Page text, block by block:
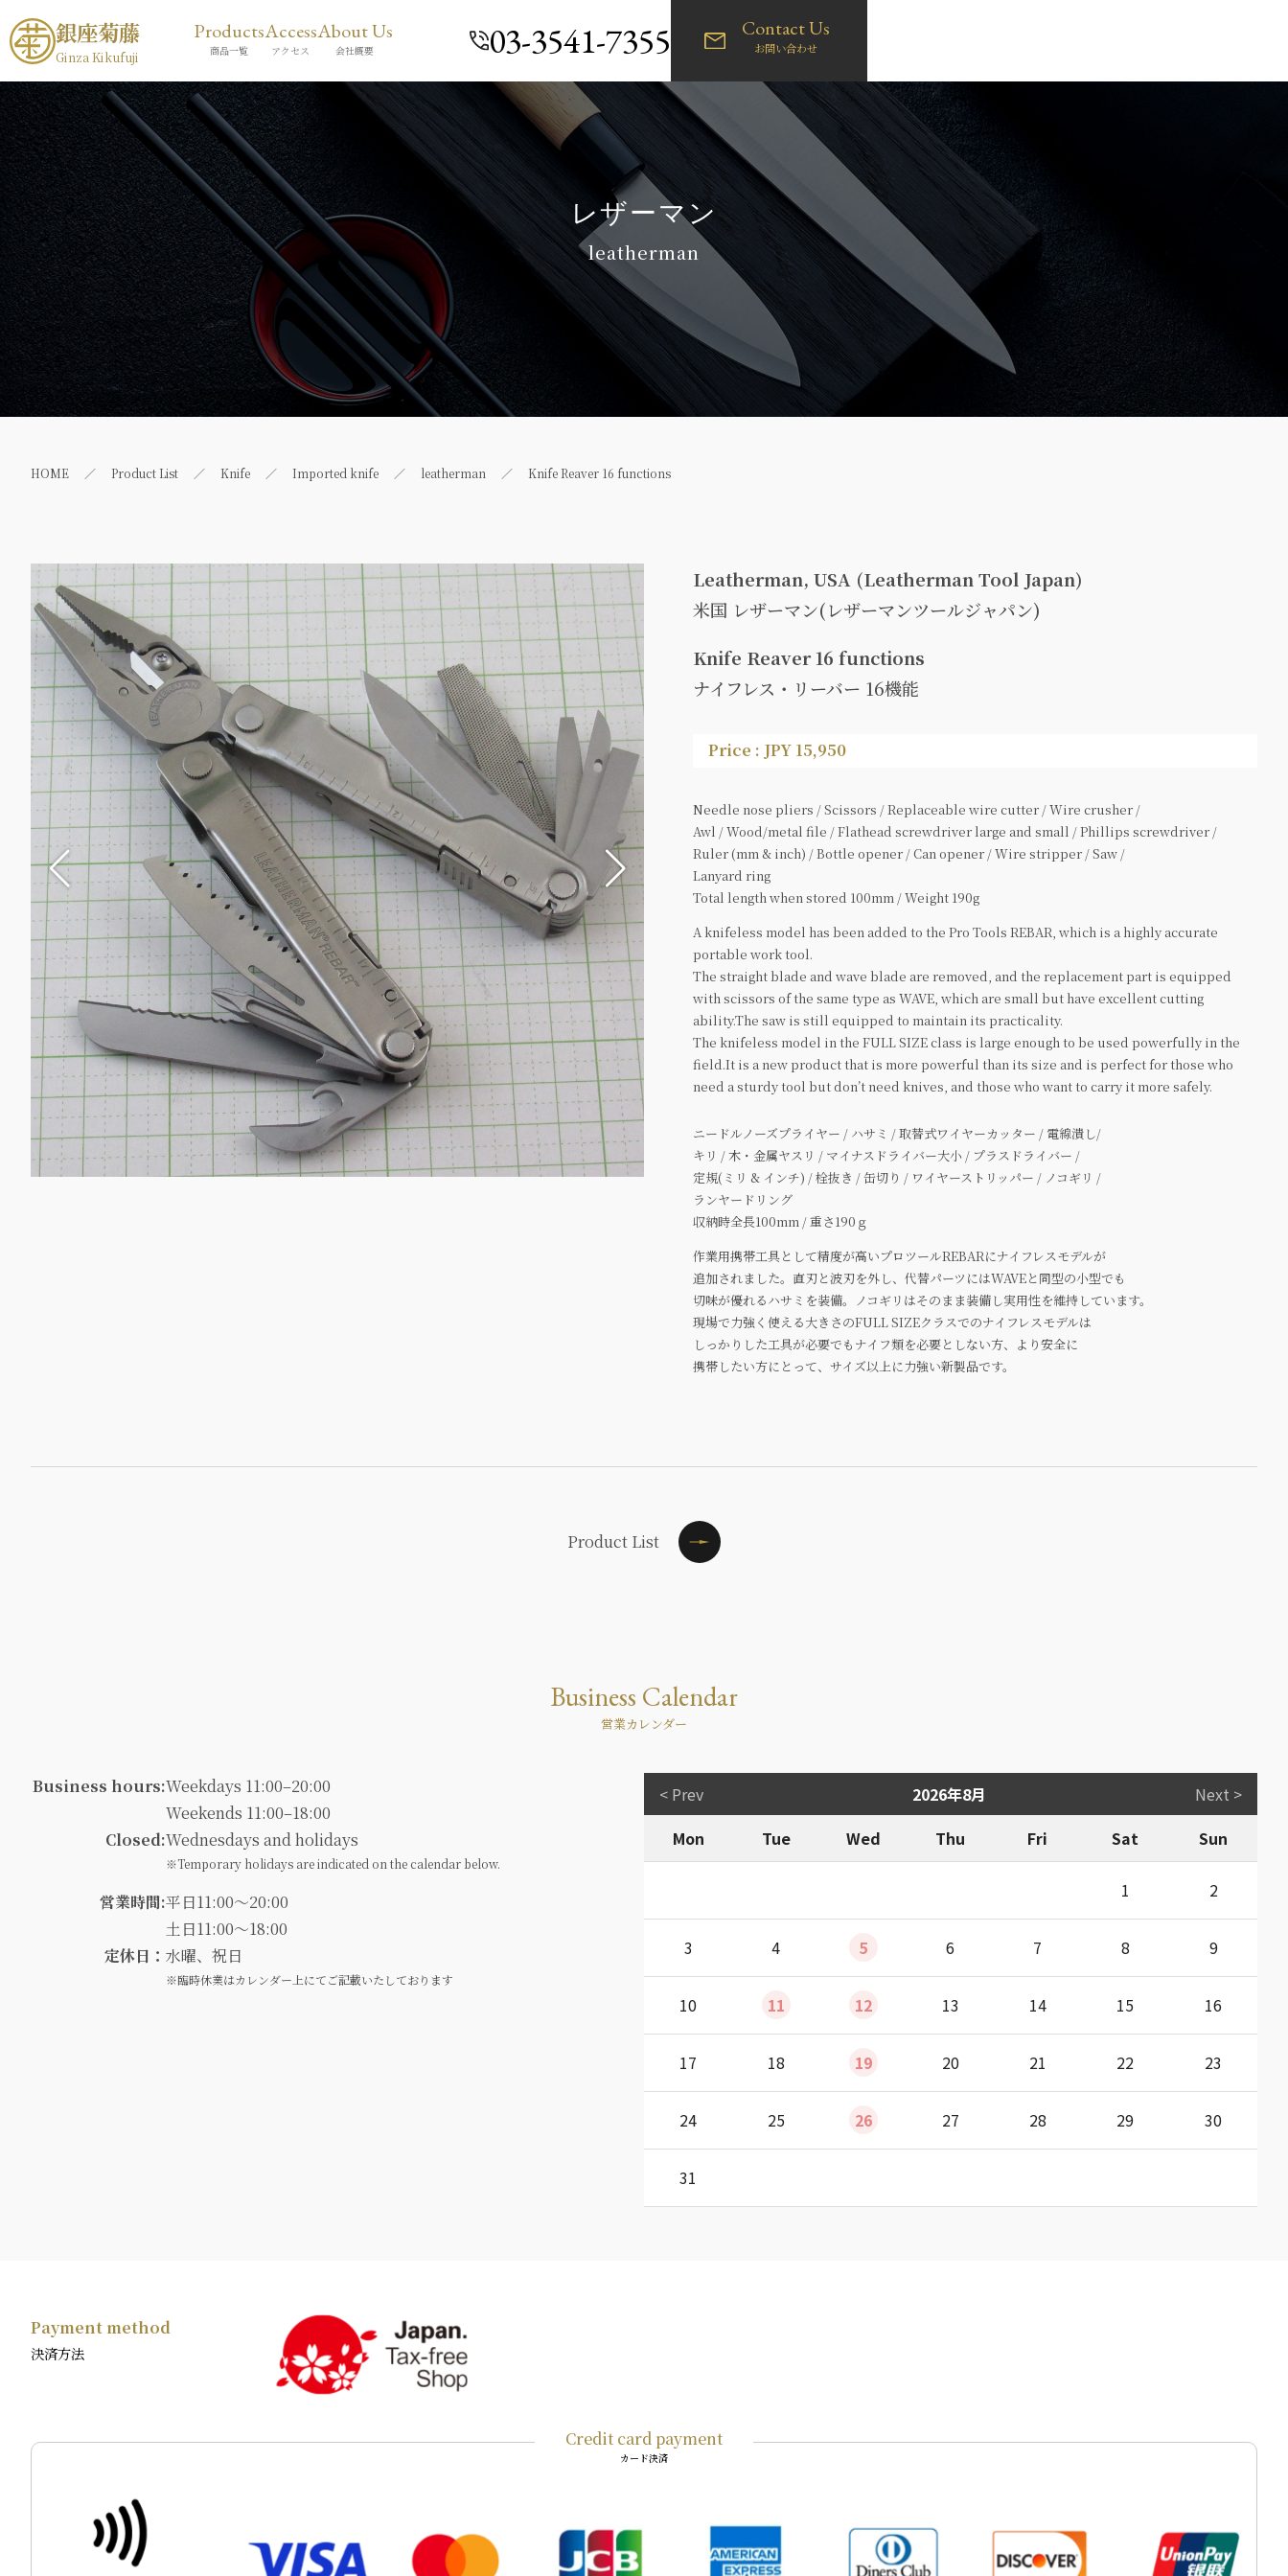
銀座菊藤
Ginza Kikufuji
Products
商品一覧
Access
アクセス
About Us
会社概要 03-3541-7355 Contact Us
お問い合わせ
レザーマン
leatherman
HOME Product List Knife Imported knife leatherman Knife Reaver 16 functions
Leatherman, USA (Leatherman Tool Japan)
米国 レザーマン(レザーマンツールジャパン)
Knife Reaver 16 functions
ナイフレス・リーバー 16機能
Price : JPY 15,950
Needle nose pliers / Scissors / Replaceable wire cutter / Wire crusher /
Awl / Wood/metal file / Flathead screwdriver large and small / Phillips screwdriver /
Ruler (mm & inch) / Bottle opener / Can opener / Wire stripper / Saw /
Lanyard ring
Total length when stored 100mm / Weight 190g
A knifeless model has been added to the Pro Tools REBAR, which is a highly accurate
portable work tool.
The straight blade and wave blade are removed, and the replacement part is equipped
with scissors of the same type as WAVE, which are small but have excellent cutting
ability.The saw is still equipped to maintain its practicality.
The knifeless model in the FULL SIZE class is large enough to be used powerfully in the
field.It is a new product that is more powerful than its size and is perfect for those who
need a sturdy tool but don’t need knives, and those who want to carry it more safely.
ニードルノーズプライヤー / ハサミ / 取替式ワイヤーカッター / 電線潰し/
キリ / 木・金属ヤスリ / マイナスドライバー大小 / プラスドライバー /
定規(ミリ & インチ) / 栓抜き / 缶切り / ワイヤーストリッパー / ノコギリ /
ランヤードリング
収納時全長100mm / 重さ190ｇ
作業用携帯工具として精度が高いプロツールREBARにナイフレスモデルが
追加されました。直刃と波刃を外し、代替パーツにはWAVEと同型の小型でも
切味が優れるハサミを装備。ノコギリはそのまま装備し実用性を維持しています。
現場で力強く使える大きさのFULL SIZEクラスでのナイフレスモデルは
しっかりした工具が必要でもナイフ類を必要としない方、より安全に
携帯したい方にとって、サイズ以上に力強い新製品です。
Product List
Business Calendar
営業カレンダー
Business hours:Weekdays 11:00–20:00
Weekends 11:00–18:00
Closed:Wednesdays and holidays
※Temporary holidays are indicated on the calendar below.
営業時間:平日11:00～20:00
土日11:00～18:00
定休日： 水曜、祝日
※臨時休業はカレンダー上にてご記載いたしております
< Prev 2026年8月
Next >
Mon
Tue Wed Thu Fri Sat Sun
1 2
3 4 5 6 7 8 9
10 11 12 13 14 15 16
17 18 19 20 21 22 23
24 25 26 27 28 29 30
31
Payment method
決済方法
Credit card payment
カード決済